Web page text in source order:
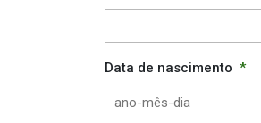
Data de nascimento *